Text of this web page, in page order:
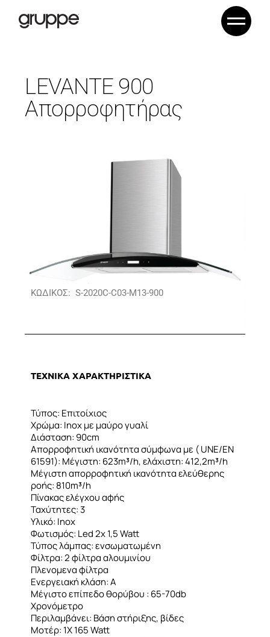
LEVANTE 900
Απορροφητήρας
ΚΩΔΙΚΟΣ: S-2020C-C03-M13-900
ΤΕΧΝΙΚΑ ΧΑΡΑΚΤΗΡΙΣΤΙΚΑ
Τύπος: Επιτοίχιος
Χρώμα: Inox με μαύρο γυαλί
Διάσταση: 90cm
Απορροφητική ικανότητα σύμφωνα με ( UNE/EN
61591): Μέγιστη: 623m³/h, ελάχιστη: 412,2m³/h
Μέγιστη απορροφητική ικανότητα ελεύθερης
ροής: 810m³/h
Πίνακας ελέγχου αφής
Ταχύτητες: 3
Υλικό: Inox
Φωτισμός: Led 2x 1,5 Watt
Τύπος λάμπας: ενσωματωμένη
Φίλτρα: 2 φίλτρα αλουμινίου
Πλενομενα φίλτρα
Ενεργειακή κλάση: A
Μέγιστο επίπεδο θορύβου : 65-70db
Χρονόμετρο
Περιλαμβάνει: Βάση στήριξης, βίδες
Μοτέρ: 1Χ 165 Watt